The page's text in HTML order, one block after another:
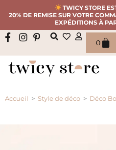
TWICY STORE
20% DE REMISE SUR VOTRE
EXPÉDITIONS À
0
Accueil > Style de déco > Déco